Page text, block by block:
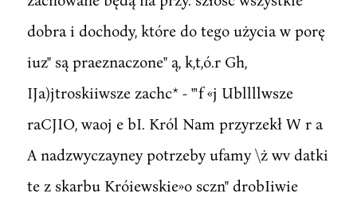
dobra i dochody, które do tego użycia w porę
iuz" są praeznaczone" ą, k,t,ó.r Gh,
IJa)jtroskiiwsze zachc* - "'f «j Ubllllwsze
raCJIO, waoj e bI. Król Nam przyrzekł W r a
A nadzwyczayney potrzeby ufamy \ż wv datki
te z skarbu Króiewskie»o sczn" drobIiwie